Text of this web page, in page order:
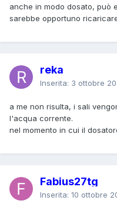
anche in modo dosato, può
sarebbe opportuno
reka
Inserita: 3 ottobre
a me non risulta, i sali
l'acqua corrente.
nel momento in cui il
Fabius27tg
Inserita: 10 ottobre